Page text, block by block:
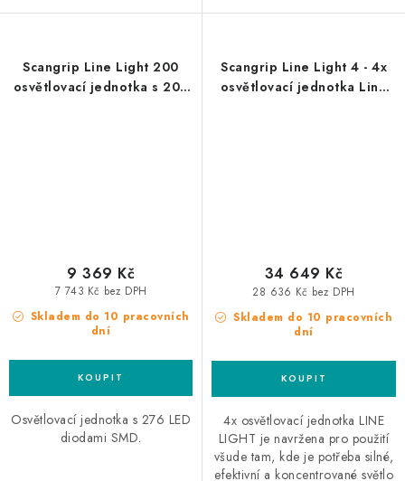
Scangrip Line Light 200
osvětlovací jednotka s 200
Skladem do 10 pracovních
dní
7 743 Kč bez DPH
9 369 Kč
Osvětlovací jednotka s 276 LED
diodami SMD.
Scangrip Line Light 4 - 4x
osvětlovací jednotka Line
Skladem do 10 pracovních
dní
28 636 Kč bez DPH
34 649 Kč
4x osvětlovací jednotka LINE
LIGHT je navržena pro použití
všude tam, kde je potřeba silné,
efektivní a koncentrované světlo